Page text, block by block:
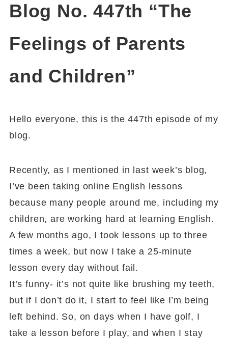
Blog No. 447th “The
Feelings of Parents
and Children”
Hello everyone, this is the 447th episode of my
blog.
Recently, as I mentioned in last week’s blog,
I’ve been taking online English lessons
because many people around me, including my
children, are working hard at learning English.
A few months ago, I took lessons up to three
times a week, but now I take a 25-minute
lesson every day without fail.
It’s funny- it’s not quite like brushing my teeth,
but if I don’t do it, I start to feel like I’m being
left behind. So, on days when I have golf, I
take a lesson before I play, and when I stay